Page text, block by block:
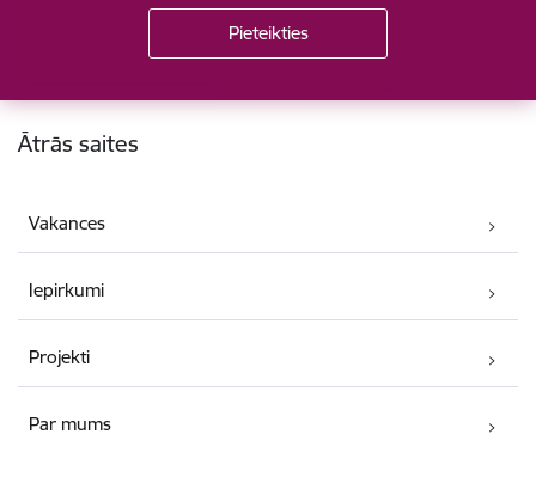
Kājene
Ātrās saites
Vakances
Iepirkumi
Projekti
Par mums